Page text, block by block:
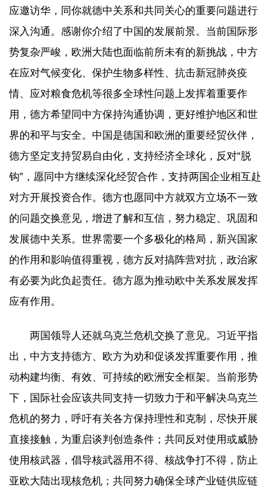
应邀访华，同你就德中关系和共同关心的重要问题进行
深入沟通。感谢你介绍了中国的发展前景。当前国际形
势复杂严峻，欧洲大陆也面临前所未有的新挑战，中方
在应对气候变化、保护生物多样性、抗击新冠肺炎疫
情、应对粮食危机等很多全球性问题上发挥着重要作
用，德方希望同中方保持沟通协调，更好维护地区和世
界的和平与安全。中国是德国和欧洲的重要经贸伙伴，
德方坚定支持贸易自由化，支持经济全球化，反对“脱
钩”，愿同中方继续深化经贸合作，支持两国企业相互赴
对方开展投资合作。德方也愿同中方就双方立场不一致
的问题交换意见，增进了解和互信，努力稳定、巩固和
发展德中关系。世界需要一个多极化的格局，新兴国家
的作用和影响值得重视，德方反对搞阵营对抗，政治家
有必要为此负起责任。德方愿为推动欧中关系发展发挥
应有作用。
两国领导人还就乌克兰危机交换了意见。习近平指
出，中方支持德方、欧方为劝和促谈发挥重要作用，推
动构建均衡、有效、可持续的欧洲安全框架。当前形势
下，国际社会应该共同支持一切致力于和平解决乌克兰
危机的努力，呼吁有关各方保持理性和克制，尽快开展
直接接触，为重启谈判创造条件；共同反对使用或威胁
使用核武器，倡导核武器用不得、核战争打不得，防止
亚欧大陆出现核危机；共同努力确保全球产业链供应链